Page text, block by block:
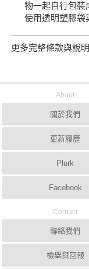
物一起自行包裝
使用透明塑膠袋
更多完整條款與說
About
關於我們
更新履歷
Plurk
Facebook
Contact
聯絡我們
檢舉與回報